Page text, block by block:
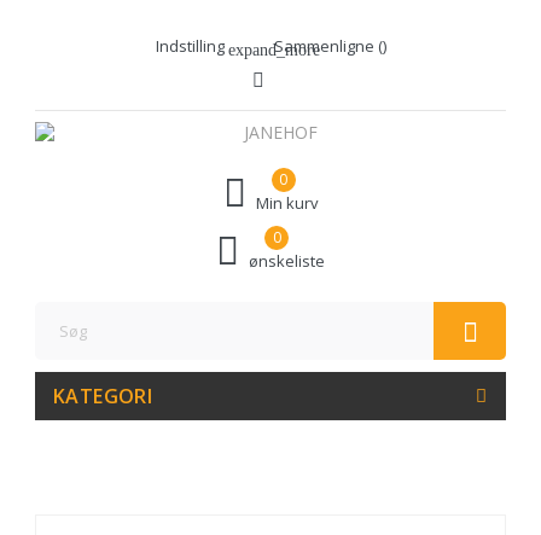
Indstilling expand_moreSammenligne ()
0
Min kurv
ønskeliste
0
KATEGORI